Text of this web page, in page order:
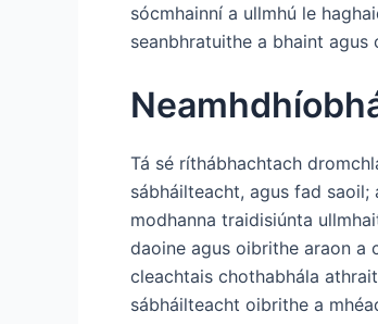
sócmhainní a ullmhú le
seanbhratuithe a bhaint agus
Tá sé ríthábhachtach
sábháilteacht, agus fad
modhanna traidisiúnta
daoine agus oibrithe araon a
cleachtais chothabhála
sábháilteacht oibrithe a